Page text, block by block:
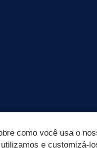
como você usa o
e